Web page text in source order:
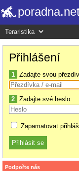
Přihlášení
1 Zadajte svou
2 Zadajte své heslo:
Zapamatovat
Podpořte nás